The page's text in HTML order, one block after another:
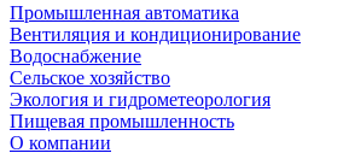
Промышленная автоматика
Вентиляция и кондиционирование
Водоснабжение
Сельское хозяйство
Экология и гидрометеорология
Пищевая промышленность
О компании